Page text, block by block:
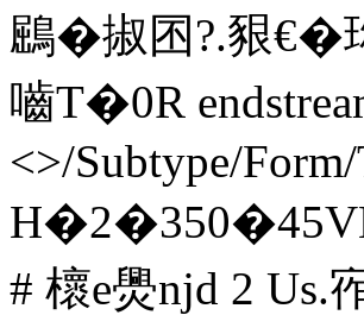
鶌�掓囨?.豤
嚙T�0R
<>/Subtype/
# 櫰e爂njd 2